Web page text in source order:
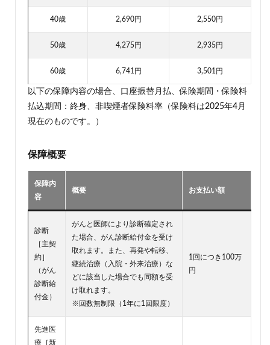
40歳 2,690円 2,550円
50歳 4,275円 2,935円
60歳 6,741円 3,501円
以下の保障内容の場合、口座振替月払、保険期間・保険料
払込期間：終身、非喫煙者保険料率（保険料は2025年4月
現在のものです。）
保障概要
保障内
容
概要 お支払い額
診断
［主契
約］
（がん
診断給
付金）
がんと医師により診断確定され
た場合、がん診断給付金を受け
取れます。また、再発や転移、
継続治療（入院・外来治療）な
どに該当した場合でも同額を受
け取れます。
※回数無制限（1年に1回限度）
1回につき100万
円
先進医
療［新